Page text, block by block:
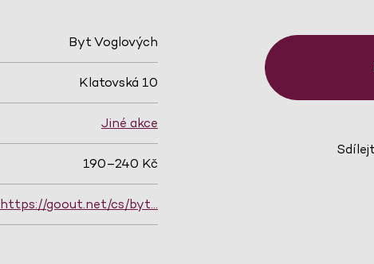
Byt Voglových
Klatovská 10
Jiné akce
190–240 Kč
https://goout.net/cs/byt…